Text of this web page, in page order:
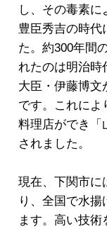
し、その毒素に
豊臣秀吉の時代
た。約300年間
れたのは明治時
大臣・伊藤博文
です。これによ
料理店ができ「
されました。
現在、下関市に
り、全国で水
ます。高い技